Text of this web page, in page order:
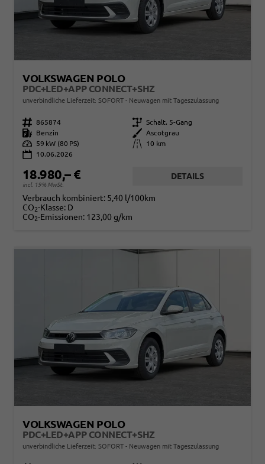
VOLKSWAGEN POLO
PDC+LED+APP CONNECT+SHZ
unverbindliche Lieferzeit: SOFORT Neuwagen mit Tageszulassung
Fahrzeugnr. 865874 Getriebe Schalt. 5-Gang
Kraftstoff
Benzin Außenfarbe
Ascotgrau
Leistung
59 kW (80 PS) Kilometerstand
10 km
10.06.2026
18.980,– €
incl. 19% MwSt.
DETAILS
Verbrauch kombiniert: 5,40 l/100km
CO2-Klasse: D
CO2-Emissionen: 123,00 g/km
VOLKSWAGEN POLO
PDC+LED+APP CONNECT+SHZ
unverbindliche Lieferzeit: SOFORT Neuwagen mit Tageszulassung